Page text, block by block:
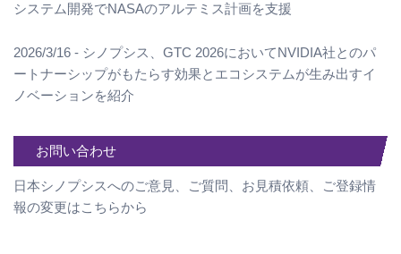
システム開発でNASAのアルテミス計画を支援
2026/3/16 - シノプシス、GTC 2026においてNVIDIA社とのパ
ートナーシップがもたらす効果とエコシステムが生み出すイ
ノベーションを紹介
お問い合わせ
日本シノプシスへのご意見、ご質問、お見積依頼、ご登録情
報の変更はこちらから